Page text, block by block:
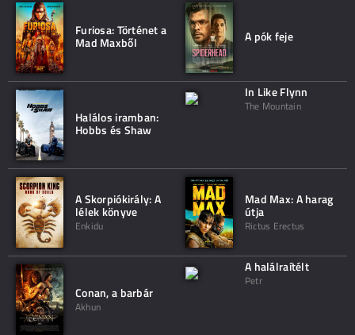
Furiosa: Történet a
Mad Maxből A pók feje
Halálos iramban:
Hobbs és Shaw
In Like Flynn
The Mountain
A Skorpiókirály: A
lélek könyve
Enkidu
Mad Max: A harag
útja
Rictus Erectus
Conan, a barbár
Akhun
A halálraítélt
Petr